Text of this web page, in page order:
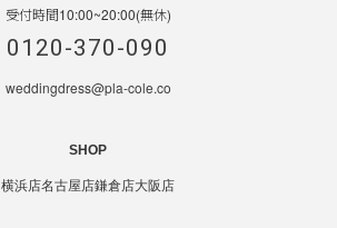
受付時間10:00~20:00(無休)
0120-370-090
weddingdress@pla-cole.co
SHOP
横浜店名古屋店鎌倉店大阪店